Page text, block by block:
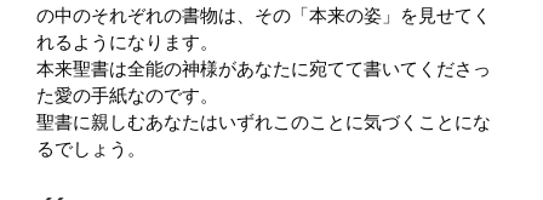
の中のそれぞれの書物は、その「本来の姿」を見せてく
れるようになります。
本来聖書は全能の神様があなたに宛てて書いてくださっ
た愛の手紙なのです。
聖書に親しむあなたはいずれこのことに気づくことにな
るでしょう。